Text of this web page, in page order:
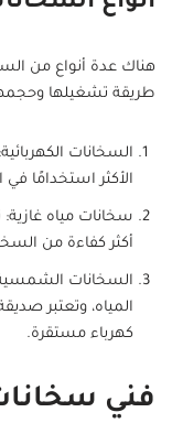
هناك عدة أنواع من
طريقة تشغيلها
السخانات
الأكثر استخدامًا في
سخانات مياه
أكثر كفاءة من
السخانات
المياه، وتعتبر
كهرباء مستقرة.
فني